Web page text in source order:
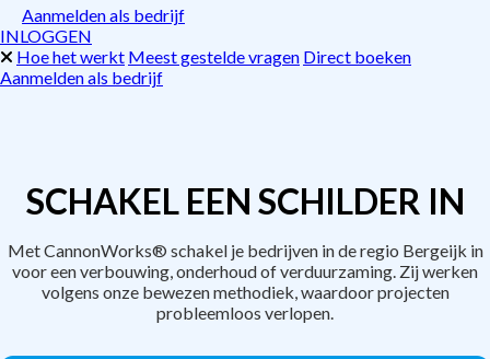
Aanmelden als bedrijf
INLOGGEN
Hoe het werkt Meest gestelde vragen Direct boeken
Aanmelden als bedrijf
SCHAKEL EEN SCHILDER IN
Met CannonWorks® schakel je bedrijven in de regio Bergeijk in
voor een verbouwing, onderhoud of verduurzaming. Zij werken
volgens onze bewezen methodiek, waardoor projecten
probleemloos verlopen.